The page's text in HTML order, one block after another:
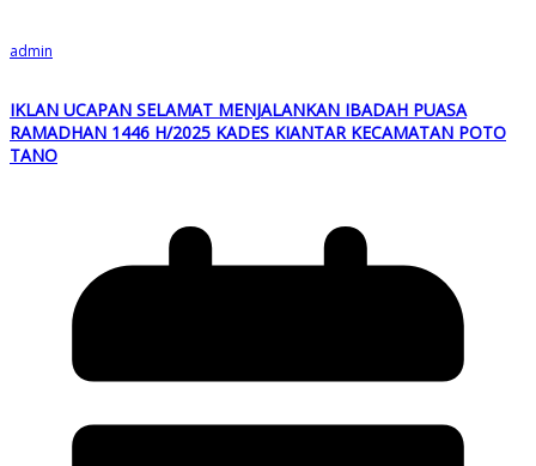
admin
IKLAN UCAPAN SELAMAT MENJALANKAN IBADAH PUASA
RAMADHAN 1446 H/2025 KADES KIANTAR KECAMATAN POTO
TANO